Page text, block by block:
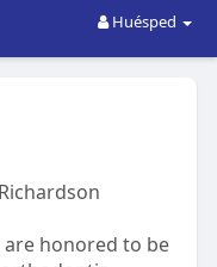
Huésped
honored to be